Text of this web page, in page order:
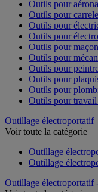
Outils pour
Outils pour
Outils pour
Outils pour
Outils pour maçon
Outils pour
Outils pour
Outils pour
Outils pour
Outils pour travail
Outillage électroportatif
Voir toute la catégorie
Outillage
Outillage
Outillage électroportatif